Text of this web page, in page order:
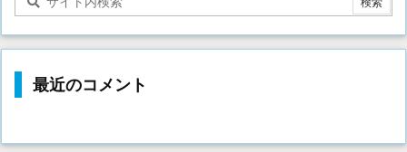
最近のコメント